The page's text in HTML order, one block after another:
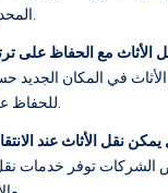
المحدودة بكفاءة عالية.
الأثاث مع الحفاظ على
الأثاث في المكان
للحفاظ على تنظيم الغرف.
يمكن نقل الأثاث عند
الشركات توفر خدمات